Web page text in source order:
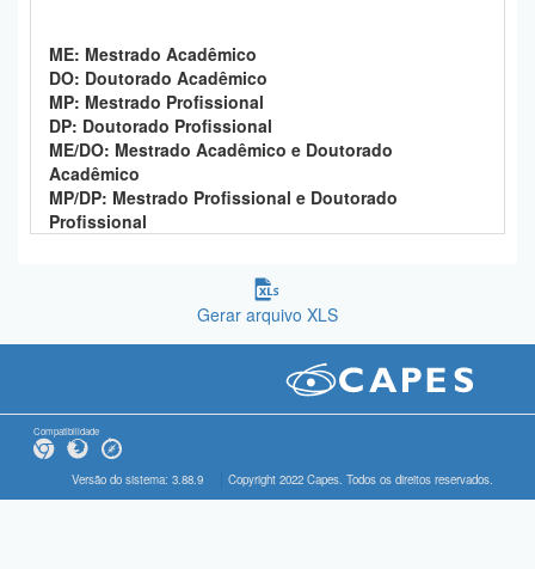
ME: Mestrado Acadêmico
DO: Doutorado Acadêmico
MP: Mestrado Profissional
DP: Doutorado Profissional
ME/DO: Mestrado Acadêmico e Doutorado
Acadêmico
MP/DP: Mestrado Profissional e Doutorado
Profissional
Gerar arquivo XLS
Compatibilidade
Versão do sistema: 3.88.9 Copyright 2022 Capes. Todos os direitos reservados.